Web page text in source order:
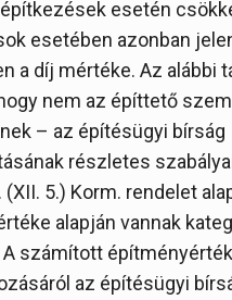
esetén
esetében azonban
a díj mértéke. Az alábbi
nem az építtető
– az építésügyi bírság
részletes
(XII. 5.) Korm. rendelet
alapján vannak
számított építményérték
az építésügyi